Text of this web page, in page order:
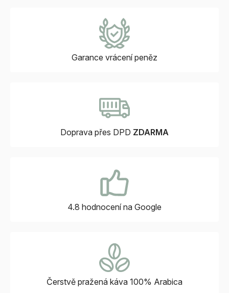
Garance vrácenípeněz
Doprava přes DPD ZDARMA
4.8 hodnocenína Google
Čerstvě pražená káva 100% Arabica